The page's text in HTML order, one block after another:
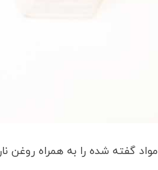
مواد گفته شده را به همراه روغن